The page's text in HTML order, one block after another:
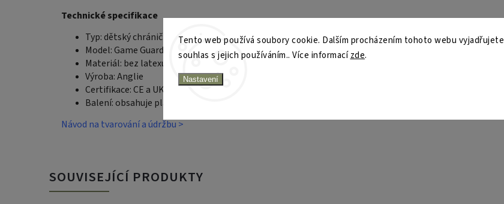
Tento web používá soubory cookie. Dalším procházením tohoto webu vyjadřujete
souhlas s jejich používáním.. Více informacízde.
Nastavení
Technické specifikace
Typ: dětský chránič zubů
Model: Game Guard Junior
Materiál: bez latexu a BPA
Výroba: Anglie
Certifikace: CE a UKCA
Balení: obsahuje plastové pouzdro
Návod na tvarování a údržbu >
SOUVISEJÍCÍ PRODUKTY